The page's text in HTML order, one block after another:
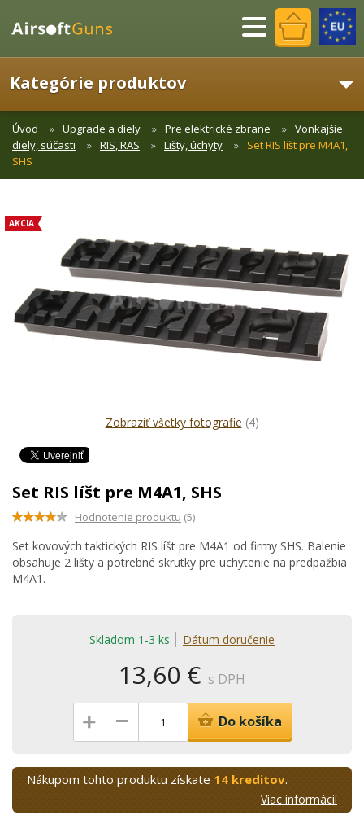
Menu
Kategórie produktov
Úvod Upgrade a diely Pre elektrické zbrane
Vonkajšie
diely, súčasti
RIS, RAS Lišty, úchyty
Set RIS líšt pre M4A1,
SHS
Zobraziť všetky fotografie (4)
AKCIA
Set RIS líšt pre M4A1, SHS
Hodnotenie produktu (5)
Set kovových taktických RIS líšt pre M4A1 od firmy SHS. Balenie
obsahuje 2 lišty a potrebné skrutky pre uchytenie na predpažbia
M4A1.
Skladom 1-3 ks Dátum doručenie
13,60 € s DPH
+ – Do košíka
Nákupom tohto produktu získate 14 kreditov.
Viac informácií